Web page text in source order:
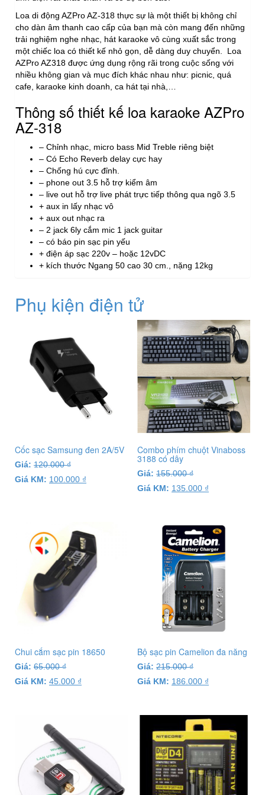
Loa di động AZPro AZ-318 thực sự là một thiết bị không chỉ
cho dàn âm thanh cao cấp của bạn mà còn mang đến những
trải nghiệm nghe nhạc, hát karaoke vô cùng xuất sắc trong
một chiếc loa có thiết kế nhỏ gọn, dễ dàng duy chuyển. Loa
AZPro AZ318 được ứng dụng rộng rãi trong cuộc sống với
nhiều không gian và mục đích khác nhau như: picnic, quá
cafe, karaoke kinh doanh, ca hát tại nhà,…
Thông số thiết kế loa karaoke AZPro
AZ-318
– Chỉnh nhạc, micro bass Mid Treble riêng biệt
– Có Echo Reverb delay cực hay
– Chống hú cực đỉnh.
– phone out 3.5 hỗ trợ kiểm âm
– live out hỗ trợ live phát trực tiếp thông qua ngõ 3.5
+ aux in lấy nhạc vô
+ aux out nhạc ra
– 2 jack 6ly cắm mic 1 jack guitar
– có báo pin sạc pin yếu
+ điện áp sạc 220v – hoặc 12vDC
+ kích thước Ngang 50 cao 30 cm., nặng 12kg
Phụ kiện điện tử
Cốc sạc Samsung đen 2A/5V
Giá: 120.000₫
Giá KM: 100.000 ₫
Combo phím chuột Vinaboss
3188 có dây
Giá: 155.000₫
Giá KM: 135.000 ₫
Chui cắm sạc pin 18650
Giá: 65.000₫
Giá KM: 45.000 ₫
Bộ sạc pin Camelion đa năng
Giá: 215.000₫
Giá KM: 186.000 ₫